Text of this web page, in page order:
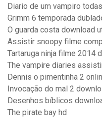
Diario de um vampiro
Grimm 6 temporada
O guarda costa download
Assistir snoopy filme
Tartaruga ninja filme 2014
The vampire diaries
Dennis o pimentinha 2
Invocação do mal 2
Desenhos bíblicos
The pirate bay hd